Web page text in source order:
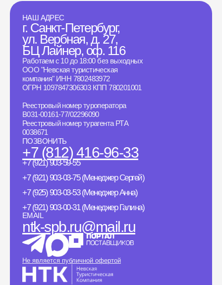
НАШ АДРЕС
г. Санкт-Петербург,
ул. Вербная, д. 27,
БЦ Лайнер, оф. 116
Работаем с 10 до 18:00 без выходных
ООО "Невская туристическая
компания" ИНН 7802483972
ОГРН 1097847306303 КПП 780201001
Реестровый номер туроператора
B031-00161-77/02296090
Реестровый номер турагента РТА
0038671
ПОЗВОНИТЬ
+7 (812) 416-96-33
+7 (921) 903-59-55
+7 (921) 903-03-75 (Менеджер Сергей)
+7 (925) 903-03-53 (Менеджер Анна)
+7 (921) 903-00-31 (Менеджер Галина)
EMAIL
ntk-spb.ru@mail.ru
Не является публичной офертой